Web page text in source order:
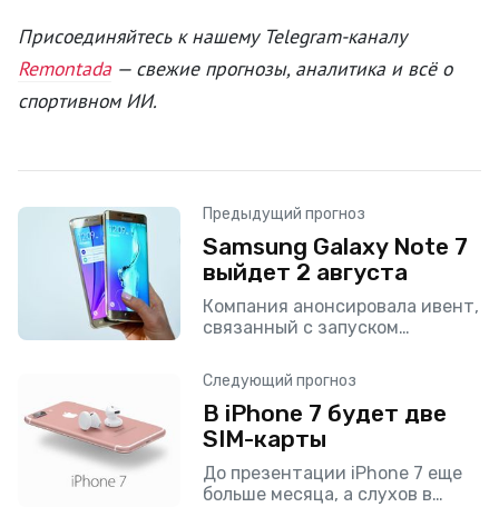
Присоединяйтесь к нашему Telegram-каналу
Remontada — свежие прогнозы, аналитика и всё о
спортивном ИИ.
Предыдущий прогноз
Samsung Galaxy Note 7
выйдет 2 августа
Компания анонсировала ивент,
связанный с запуском
второй день августа в Нью-
Йорке. На мероприятии
производитель, как
ожидается, официально
объявит свой новый передовой
Следующий прогноз
В iPhone 7 будет две
SIM-карты
До презентации iPhone 7 еще
больше месяца, а слухов в